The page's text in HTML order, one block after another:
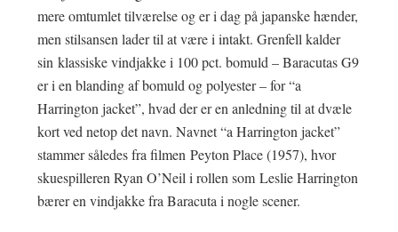
mere omtumlet tilværelse og er i dag på japanske hænder,
men stilsansen lader til at være i intakt. Grenfell kalder
sin klassiske vindjakke i 100 pct. bomuld – Baracutas G9
er i en blanding af bomuld og polyester – for “a
Harrington jacket”, hvad der er en anledning til at dvæle
kort ved netop det navn. Navnet “a Harrington jacket”
stammer således fra filmen Peyton Place (1957), hvor
skuespilleren Ryan O’Neil i rollen som Leslie Harrington
bærer en vindjakke fra Baracuta i nogle scener.